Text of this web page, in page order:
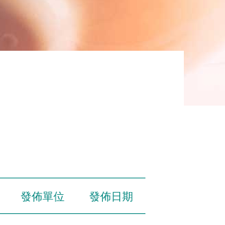
發佈單位 發佈日期